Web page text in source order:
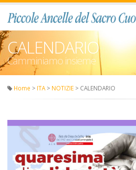
CALENDARIO
Camminiamo insieme
Home > ITA > NOTIZIE > CALENDARIO